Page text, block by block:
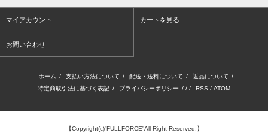
マイアカウント カートを見る
お問い合わせ
ホーム / 支払い方法について / 配送・送料について / 返品について /
特定商取引法に基づく表記 / プライバシーポリシー / / / RSS / ATOM
【Copyright(c)”FULLFORCE”All Right Reserved.】